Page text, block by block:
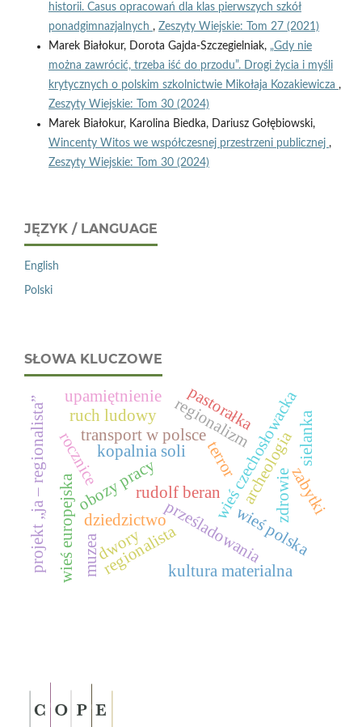
historii. Casus opracowań dla klas pierwszych szkół
ponadgimnazjalnych , Zeszyty Wiejskie: Tom 27 (2021)
Marek Białokur, Dorota Gajda-Szczegielniak, „Gdy nie
można zawrócić, trzeba iść do przodu”. Drogi życia i myśli
krytycznych o polskim szkolnictwie Mikołaja Kozakiewicza ,
Zeszyty Wiejskie: Tom 30 (2024)
Marek Białokur, Karolina Biedka, Dariusz Gołębiowski,
Wincenty Witos we współczesnej przestrzeni publicznej ,
Zeszyty Wiejskie: Tom 30 (2024)
JĘZYK / LANGUAGE
English
Polski
SŁOWA KLUCZOWE
wieś czechosłowacka
terror
prześladowania
rudolf beran
obozy pracy
dziedzictwo
kopalnia soli
transport w polsce
wieś europejska wieś polska
regionalizm
regionalista
projekt „ja – regionalista” archeologia
dwory
kultura materialna
ruch ludowy
muzea
rocznice
upamiętnienie
zdrowiezabytki
sielanka
pastorałka